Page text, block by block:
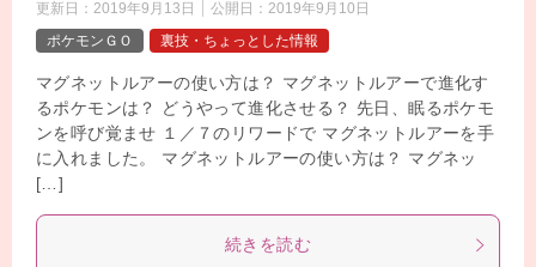
更新日： 2019年9月13日 公開日： 2019年9月10日
ポケモンＧＯ
裏技・ちょっとした情報
マグネットルアーの使い方は？ マグネットルアーで進化す
るポケモンは？ どうやって進化させる？ 先日、眠るポケモ
ンを呼び覚ませ １／７のリワードで マグネットルアーを手
に入れました。 マグネットルアーの使い方は？ マグネッ
[…]
続きを読む